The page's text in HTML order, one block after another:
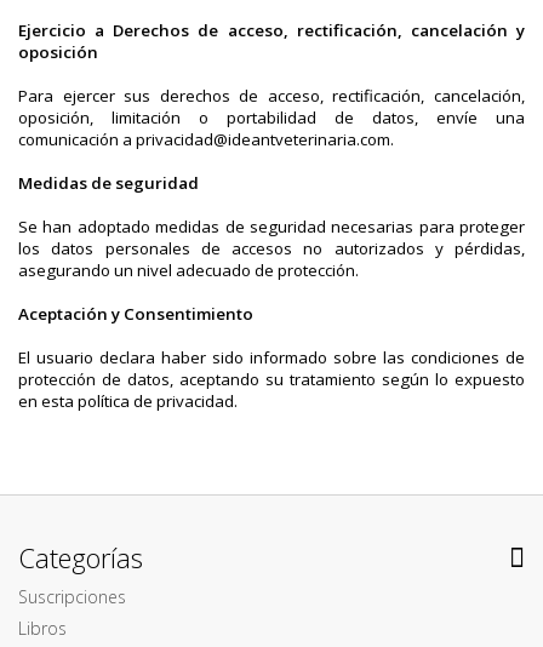
Ejercicio a Derechos de acceso, rectificación, cancelación y
oposición
Para ejercer sus derechos de acceso, rectificación, cancelación,
oposición, limitación o portabilidad de datos, envíe una
comunicación a privacidad@ideantveterinaria.com.
Medidas de seguridad
Se han adoptado medidas de seguridad necesarias para proteger
los datos personales de accesos no autorizados y pérdidas,
asegurando un nivel adecuado de protección.
Aceptación y Consentimiento
El usuario declara haber sido informado sobre las condiciones de
protección de datos, aceptando su tratamiento según lo expuesto
en esta política de privacidad.
Categorías
Suscripciones
Libros